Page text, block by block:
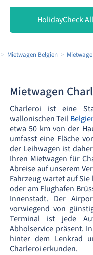
HolidayCheck
Mietwagen Belgien
Mietwagen
Charleroi ist eine
wallonischen Teil
etwa 50 km von der
umfasst eine Fläche
der Leihwagen ist
Ihren Mietwagen für
Abreise auf unserem
Fahrzeug wartet auf
oder am Flughafen
Innenstadt. Der
vorwiegend von
Terminal ist jede
Abholservice präsent.
hinter dem Lenkrad
Charleroi erkunden.